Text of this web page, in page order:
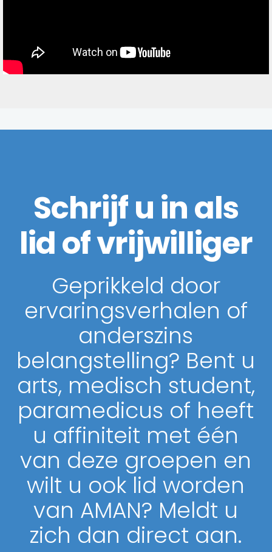
Schrijf u in als
lid of vrijwilliger
Geprikkeld door
ervaringsverhalen of
anderszins
belangstelling? Bent u
arts, medisch student,
paramedicus of heeft
u affiniteit met één
van deze groepen en
wilt u ook lid worden
van AMAN? Meldt u
zich dan direct aan.